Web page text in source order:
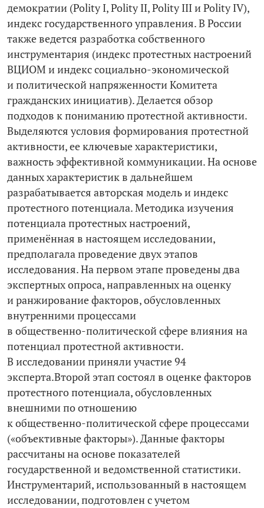
демократии (Polity I, Polity II, Polity III и Polity IV),
индекс государственного управления. В России
также ведется разработка собственного
инструментария (индекс протестных настроений
ВЦИОМ и индекс социально-­экономической
и политической напряженности Комитета
гражданских инициатив). Делается обзор
подходов к пониманию протестной активности.
Выделяются условия формирования протестной
активности, ее ключевые характеристики,
важность эффективной коммуникации. На основе
данных характеристик в дальнейшем
разрабатывается авторская модель и индекс
протестного потенциала. Методика изучения
потенциала протестных настроений,
применённая в настоящем исследовании,
предполагала проведение двух этапов
исследования. На первом этапе проведены два
экспертных опроса, направленных на оценку
и ранжирование факторов, обусловленных
внутренними процессами
в общественно-­политической сфере влияния на
потенциал протестной активности.
В исследовании приняли участие 94
эксперта.Второй этап состоял в оценке факторов
протестного потенциала, обусловленных
внешними по отношению
к общественно-­политической сфере процессами
(«объективные факторы»). Данные факторы
рассчитаны на основе показателей
государственной и ведомственной статистики.
Инструментарий, использованный в настоящем
исследовании, подготовлен с учетом